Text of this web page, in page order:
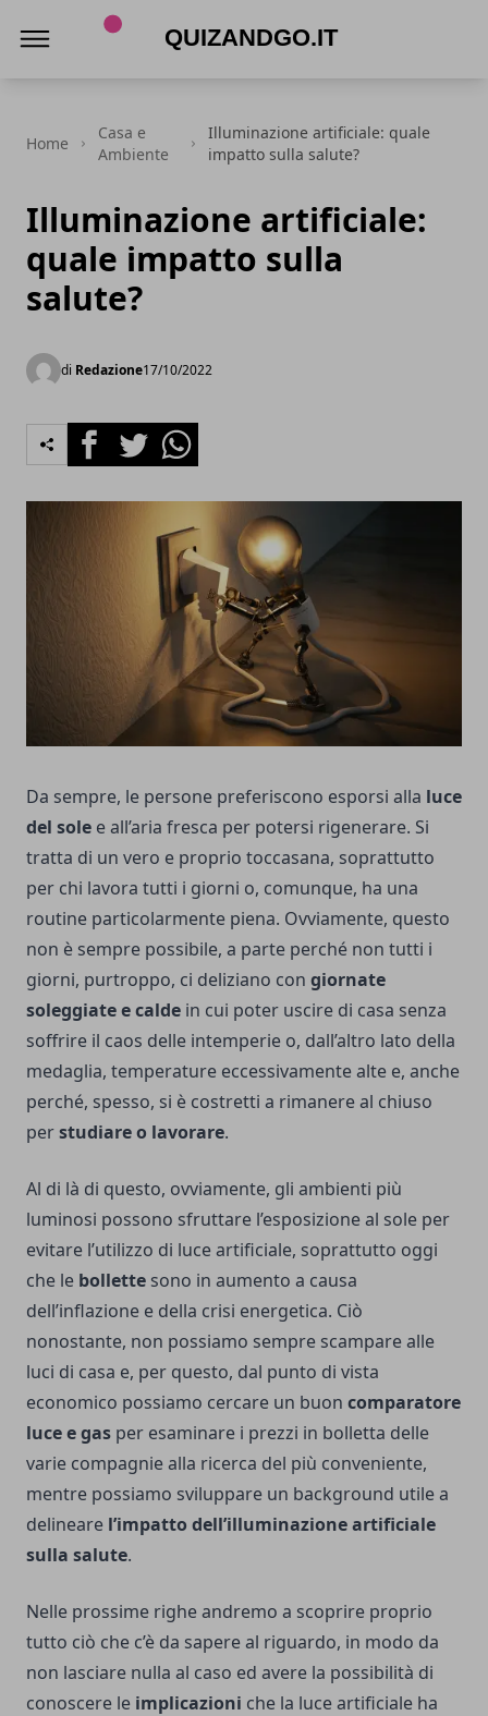
Home
Casa e
Ambiente
Illuminazione artificiale: quale
impatto sulla salute?
Illuminazione artificiale:
quale impatto sulla
salute?
di Redazione17/10/2022
FacebookTwitterWhatsapp
Da sempre, le persone preferiscono esporsi alla luce
del sole e all’aria fresca per potersi rigenerare. Si
tratta di un vero e proprio toccasana, soprattutto
per chi lavora tutti i giorni o, comunque, ha una
routine particolarmente piena. Ovviamente, questo
non è sempre possibile, a parte perché non tutti i
giorni, purtroppo, ci deliziano con giornate
soleggiate e calde in cui poter uscire di casa senza
soffrire il caos delle intemperie o, dall’altro lato della
medaglia, temperature eccessivamente alte e, anche
perché, spesso, si è costretti a rimanere al chiuso
perstudiare o lavorare.
Al di là di questo, ovviamente, gli ambienti più
luminosi possono sfruttare l’esposizione al sole per
evitare l’utilizzo di luce artificiale, soprattutto oggi
che le bollette sono in aumento a causa
dell’inflazione e della crisi energetica. Ciò
nonostante, non possiamo sempre scampare alle
luci di casa e, per questo, dal punto di vista
economico possiamo cercare un buon comparatore
luce e gas per esaminare i prezzi in bolletta delle
varie compagnie alla ricerca del più conveniente,
mentre possiamo sviluppare un background utile a
delineare l’impatto dell’illuminazione artificiale
sulla salute.
Nelle prossime righe andremo a scoprire proprio
tutto ciò che c’è da sapere al riguardo, in modo da
non lasciare nulla al caso ed avere la possibilità di
conoscere le implicazioni che la luce artificiale ha